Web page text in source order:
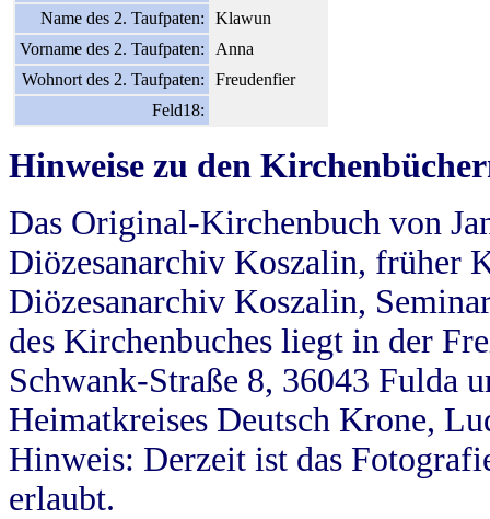
Name des 2. Taufpaten:
Klawun
Vorname des 2. Taufpaten:
Anna
Wohnort des 2. Taufpaten:
Freudenfier
Feld18:
Hinweise zu den
Das Original-Kirchenbuch von
Diözesanarchiv Koszalin, früher
Diözesanarchiv Koszalin,
des Kirchenbuches liegt in der
Schwank-Straße 8, 36043 Fulda
Heimatkreises Deutsch Krone,
Hinweis: Derzeit ist das
erlaubt.